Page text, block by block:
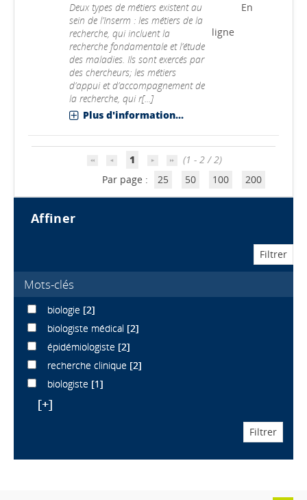
Deux types de métiers existent au
sein de l’Inserm : les métiers de la
recherche, qui incluent la
recherche fondamentale et l’étude
des maladies. Ils sont exercés par
des chercheurs; les métiers
d’appui et d’accompagnement de
la recherche, qui r[...]
Plus d'information...
En
ligne
1
(1 - 2 / 2)
Par page :
25 50 100 200
affiner
Mots-clés
biologie [2]
biologiste médical [2]
épidémiologiste [2]
recherche clinique [2]
biologiste [1]
[+]